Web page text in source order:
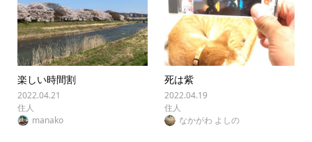
楽しい時間割
2022.04.21
住人
manako
死は紫
2022.04.19
住人
なかがわ よしの